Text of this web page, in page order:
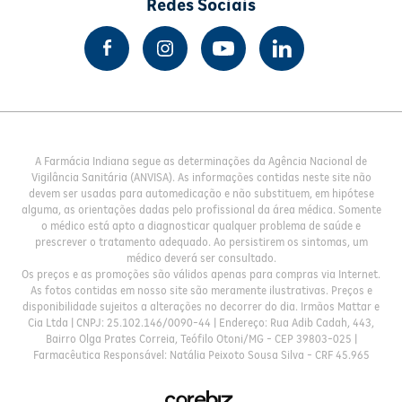
Redes Sociais
A Farmácia Indiana segue as determinações da Agência Nacional de
Vigilância Sanitária (ANVISA). As informações contidas neste site não
devem ser usadas para automedicação e não substituem, em hipótese
alguma, as orientações dadas pelo profissional da área médica. Somente
o médico está apto a diagnosticar qualquer problema de saúde e
prescrever o tratamento adequado. Ao persistirem os sintomas, um
médico deverá ser consultado.
Os preços e as promoções são válidos apenas para compras via Internet.
As fotos contidas em nosso site são meramente ilustrativas. Preços e
disponibilidade sujeitos a alterações no decorrer do dia. Irmãos Mattar e
Cia Ltda | CNPJ: 25.102.146/0090-44 | Endereço: Rua Adib Cadah, 443,
Bairro Olga Prates Correia, Teófilo Otoni/MG - CEP 39803-025 |
Farmacêutica Responsável: Natália Peixoto Sousa Silva - CRF 45.965